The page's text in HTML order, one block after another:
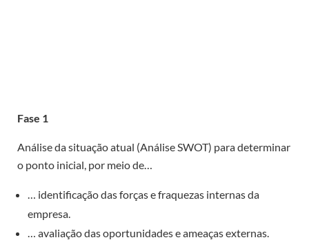
Fase 1
Análise da situação atual (Análise SWOT) para determinar
o ponto inicial, por meio de…
… identificação das forças e fraquezas internas da
empresa.
… avaliação das oportunidades e ameaças externas.